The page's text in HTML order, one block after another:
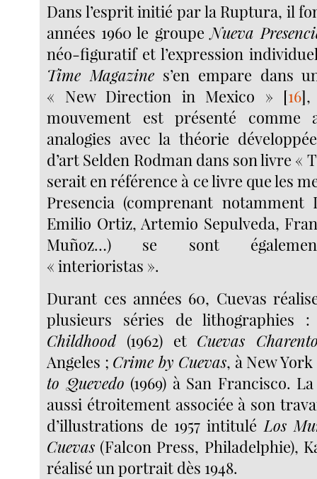
Dans l’esprit initié par la Ruptura, il
années 1960 le groupeNueva
néo-figuratif et l’expression
Time Magazine s’en empare dans
« New Direction in Mexico » [16],
mouvement est présenté comme
analogies avec la théorie
d’art Selden Rodman dans son livre «
serait en référence à ce livre que les
Presencia (comprenant notamment
Emilio Ortiz, Artemio Sepulveda,
Muñoz…) se sont
« interioristas ».
Durant ces années 60, Cuevas
plusieurs séries de lithographies
Childhood(1962) et Cuevas
Angeles ; Crime by Cuevas, à New York
to Quevedo (1969) à San Francisco.
aussi étroitement associée à son
d’illustrations de 1957 intitulé Los
Cuevas (Falcon Press, Philadelphie),
réalisé un portrait dès 1948.